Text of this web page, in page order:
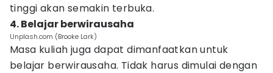
tinggi akan semakin terbuka.
4. Belajar berwirausaha
Unplash.com (Brooke Lark)
Masa kuliah juga dapat dimanfaatkan untuk
belajar berwirausaha. Tidak harus dimulai dengan